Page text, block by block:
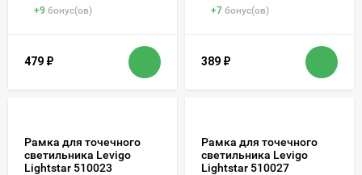
+9 бонус(ов)
479 ₽
+7 бонус(ов)
389 ₽
Рамка для точечного
светильника Levigo
Lightstar 510023
Рамка для точечного
светильника Levigo
Lightstar 510027